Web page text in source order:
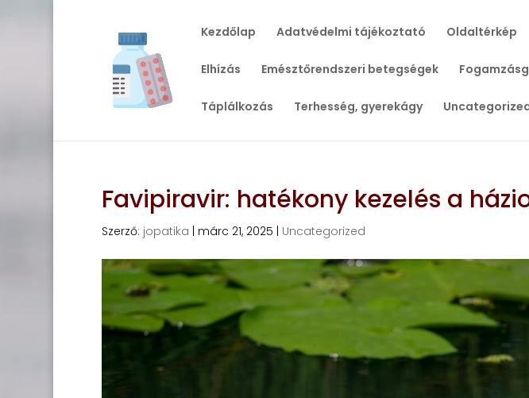
Kezdőlap Adatvédelmi tájékoztató Oldaltérkép
Elhízás Emésztőrendszeri betegségek
Táplálkozás Terhesség, gyerekágy
Favipiravir: hatékony kezelés a
Szerző: jopatika márc 21, 2025 Uncategorized